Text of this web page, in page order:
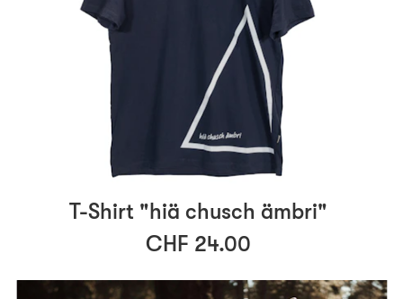
T-Shirt "hiä chusch ämbri"
CHF 24.00